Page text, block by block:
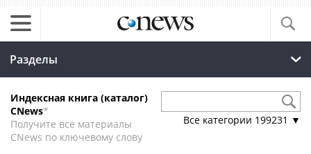
Разделы
Индексная книга (каталог)
CNews*
Получите все материалы
CNews по ключевому слову
Все категории 199231 ▼